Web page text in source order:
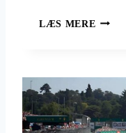
LÆS MERE T
D
E
F
R